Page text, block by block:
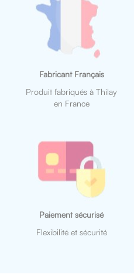
Fabricant Français
Produit fabriqués à Thilay
en France
Paiement sécurisé
Flexibilité et sécurité